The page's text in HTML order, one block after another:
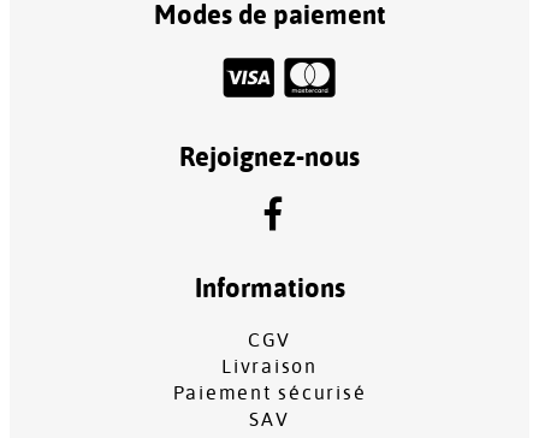
Modes de paiement
Rejoignez-nous
Informations
CGV
Livraison
Paiement sécurisé
SAV